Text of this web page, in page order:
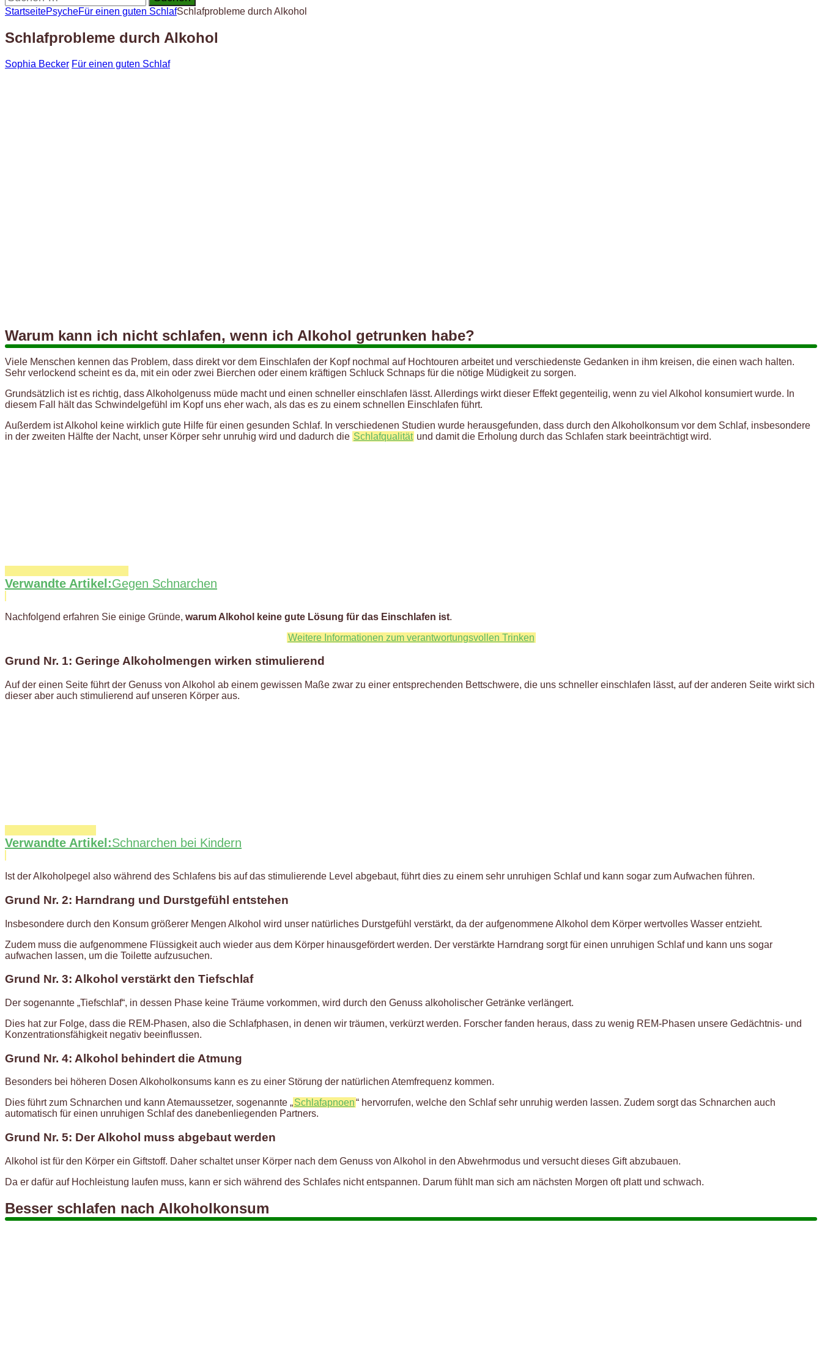
nach:
StartseitePsycheFür einen guten SchlafSchlafprobleme durch Alkohol
Schlafprobleme durch Alkohol
Sophia Becker Für einen guten Schlaf
Warum kann ich nicht schlafen, wenn ich Alkohol getrunken habe?
Viele Menschen kennen das Problem, dass direkt vor dem Einschlafen der Kopf nochmal auf Hochtouren arbeitet und verschiedenste Gedanken in ihm kreisen, die einen wach halten.
Sehr verlockend scheint es da, mit ein oder zwei Bierchen oder einem kräftigen Schluck Schnaps für die nötige Müdigkeit zu sorgen.
Grundsätzlich ist es richtig, dass Alkoholgenuss müde macht und einen schneller einschlafen lässt. Allerdings wirkt dieser Effekt gegenteilig, wenn zu viel Alkohol konsumiert wurde. In
diesem Fall hält das Schwindelgefühl im Kopf uns eher wach, als das es zu einem schnellen Einschlafen führt.
Außerdem ist Alkohol keine wirklich gute Hilfe für einen gesunden Schlaf. In verschiedenen Studien wurde herausgefunden, dass durch den Alkoholkonsum vor dem Schlaf, insbesondere
in der zweiten Hälfte der Nacht, unser Körper sehr unruhig wird und dadurch die Schlafqualität und damit die Erholung durch das Schlafen stark beeinträchtigt wird.
Verwandte Artikel:Gegen Schnarchen
Nachfolgend erfahren Sie einige Gründe, warum Alkohol keine gute Lösung für das Einschlafen ist.
Weitere Informationen zum verantwortungsvollen Trinken
Grund Nr. 1: Geringe Alkoholmengen wirken stimulierend
Auf der einen Seite führt der Genuss von Alkohol ab einem gewissen Maße zwar zu einer entsprechenden Bettschwere, die uns schneller einschlafen lässt, auf der anderen Seite wirkt sich
dieser aber auch stimulierend auf unseren Körper aus.
Verwandte Artikel:Schnarchen bei Kindern
Ist der Alkoholpegel also während des Schlafens bis auf das stimulierende Level abgebaut, führt dies zu einem sehr unruhigen Schlaf und kann sogar zum Aufwachen führen.
Grund Nr. 2: Harndrang und Durstgefühl entstehen
Insbesondere durch den Konsum größerer Mengen Alkohol wird unser natürliches Durstgefühl verstärkt, da der aufgenommene Alkohol dem Körper wertvolles Wasser entzieht.
Zudem muss die aufgenommene Flüssigkeit auch wieder aus dem Körper hinausgefördert werden. Der verstärkte Harndrang sorgt für einen unruhigen Schlaf und kann uns sogar
aufwachen lassen, um die Toilette aufzusuchen.
Grund Nr. 3: Alkohol verstärkt den Tiefschlaf
Der sogenannte „Tiefschlaf“, in dessen Phase keine Träume vorkommen, wird durch den Genuss alkoholischer Getränke verlängert.
Dies hat zur Folge, dass die REM-Phasen, also die Schlafphasen, in denen wir träumen, verkürzt werden. Forscher fanden heraus, dass zu wenig REM-Phasen unsere Gedächtnis- und
Konzentrationsfähigkeit negativ beeinflussen.
Grund Nr. 4: Alkohol behindert die Atmung
Besonders bei höheren Dosen Alkoholkonsums kann es zu einer Störung der natürlichen Atemfrequenz kommen.
Dies führt zum Schnarchen und kann Atemaussetzer, sogenannte „Schlafapnoen“ hervorrufen, welche den Schlaf sehr unruhig werden lassen. Zudem sorgt das Schnarchen auch
automatisch für einen unruhigen Schlaf des danebenliegenden Partners.
Grund Nr. 5: Der Alkohol muss abgebaut werden
Alkohol ist für den Körper ein Giftstoff. Daher schaltet unser Körper nach dem Genuss von Alkohol in den Abwehrmodus und versucht dieses Gift abzubauen.
Da er dafür auf Hochleistung laufen muss, kann er sich während des Schlafes nicht entspannen. Darum fühlt man sich am nächsten Morgen oft platt und schwach.
Besser schlafen nach Alkoholkonsum